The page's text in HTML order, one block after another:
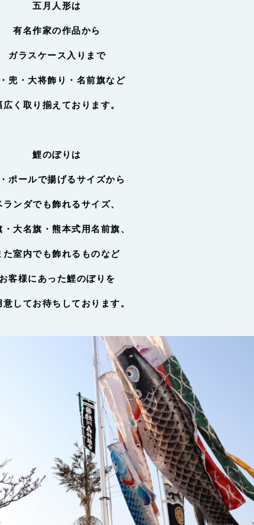
五月人形は
有名作家の作品から
ガラスケース入りまで
兜・大将飾り・名前旗など
広く取り揃えております。
鯉のぼりは
ポールで揚げるサイズから
ランダでも飾れるサイズ、
・大名旗・熊本式用名前旗、
た室内でも飾れるものなど
客様にあった鯉のぼりを
意してお待ちしております。